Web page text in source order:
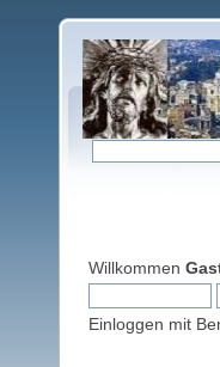
Willkommen
Einloggen mit